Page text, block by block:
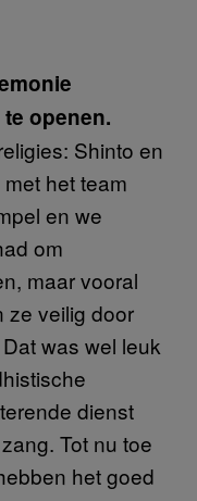
openen.
Shinto en
het team
en we
om
maar vooral
ze veilig door
was wel leuk
dienst
Tot nu toe
het goed